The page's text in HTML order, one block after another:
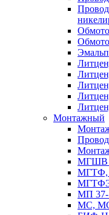
Монтажный
МГШВ
МГТФ,
МП 37-
МС,